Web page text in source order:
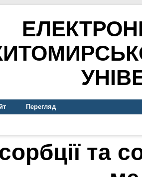
Перегляд
та